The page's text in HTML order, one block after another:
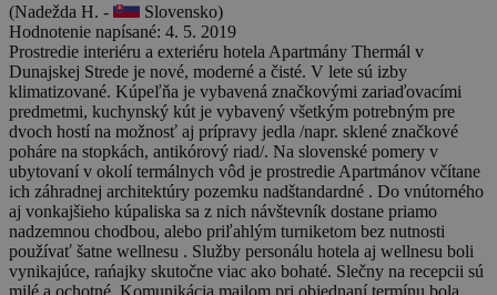
(Nadežda H. -
Slovensko)
Hodnotenie napísané: 4. 5. 2019
Prostredie interiéru a exteriéru hotela Apartmány Thermál v
Dunajskej Strede je nové, moderné a čisté. V lete sú izby
klimatizované. Kúpeľňa je vybavená značkovými zariaďovacími
predmetmi, kuchynský kút je vybavený všetkým potrebným pre
dvoch hostí na možnosť aj prípravy jedla /napr. sklené značkové
poháre na stopkách, antikórový riad/. Na slovenské pomery v
ubytovaní v okolí termálnych vôd je prostredie Apartmánov včítane
ich záhradnej architektúry pozemku nadštandardné . Do vnútorného
aj vonkajšieho kúpaliska sa z nich návštevník dostane priamo
nadzemnou chodbou, alebo priľahlým turniketom bez nutnosti
používať šatne wellnesu . Služby personálu hotela aj wellnesu boli
vynikajúce, rańajky skutočne viac ako bohaté. Slečny na recepcii sú
milé a ochotné. Komunikácia mailom pri objednaní termínu bola